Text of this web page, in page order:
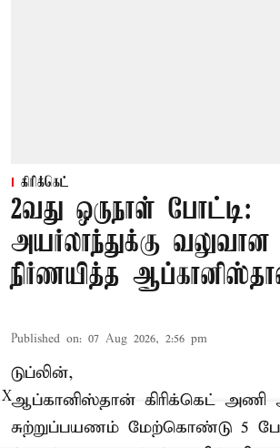
கிரிக்கெட்
2வது ஒருநாள் போட்டி:
அயர்லாந்துக்கு
நிர்ணயித்த
Published on: 07 Aug 2026, 2:56 pm
டுப்லின்,
ஆப்கானிஸ்தான் கிரிக்கெட் அணி
சுற்றுப்பயணம் மேற்கொண்டு 5
X